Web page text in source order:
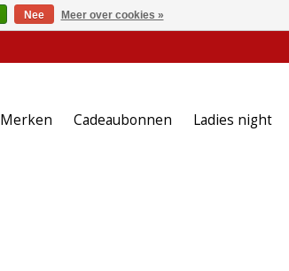
Merken Cadeaubonnen Ladies night
Nee Meer over cookies »